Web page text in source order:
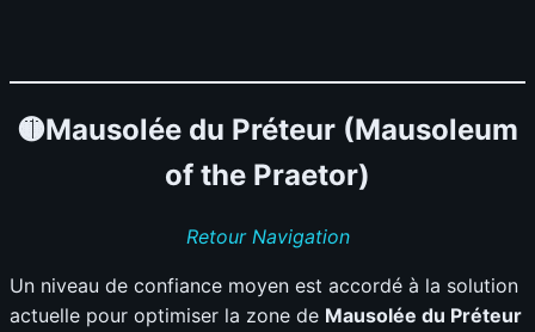
🟡Mausolée du Préteur (Mausoleum
of the Praetor)
Retour Navigation
Un niveau de confiance moyen est accordé à la solution
actuelle pour optimiser la zone de Mausolée du Préteur